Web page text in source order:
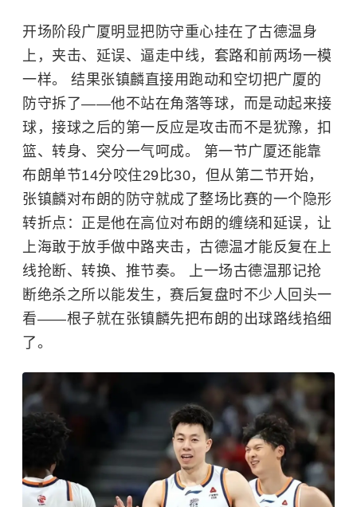
开场阶段广厦明显把防守重心挂在了古德温身
上，夹击、延误、逼走中线，套路和前两场一模
一样。 结果张镇麟直接用跑动和空切把广厦的
防守拆了——他不站在角落等球，而是动起来接
球，接球之后的第一反应是攻击而不是犹豫，扣
篮、转身、突分一气呵成。 第一节广厦还能靠
布朗单节14分咬住29比30，但从第二节开始，
张镇麟对布朗的防守就成了整场比赛的一个隐形
转折点：正是他在高位对布朗的缠绕和延误，让
上海敢于放手做中路夹击，古德温才能反复在上
线抢断、转换、推节奏。 上一场古德温那记抢
断绝杀之所以能发生，赛后复盘时不少人回头一
看——根子就在张镇麟先把布朗的出球路线掐细
了。